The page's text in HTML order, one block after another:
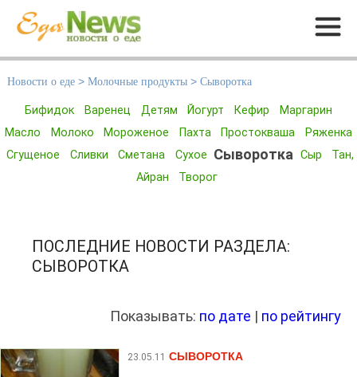
Меню
Новости о еде > Молочные продукты > Сыворотка
Бифидок Варенец Детям Йогурт Кефир
Маргарин
Масло
Молоко Мороженое Пахта Простокваша
Ряженка
Сгущеное
Сливки Сметана Сухое Сыворотка Сыр
Тан,
Айран
Творог
ПОСЛЕДНИЕ НОВОСТИ РАЗДЕЛА:
СЫВОРОТКА
Показывать: по дате | по рейтингу
23.05.11 СЫВОРОТКА